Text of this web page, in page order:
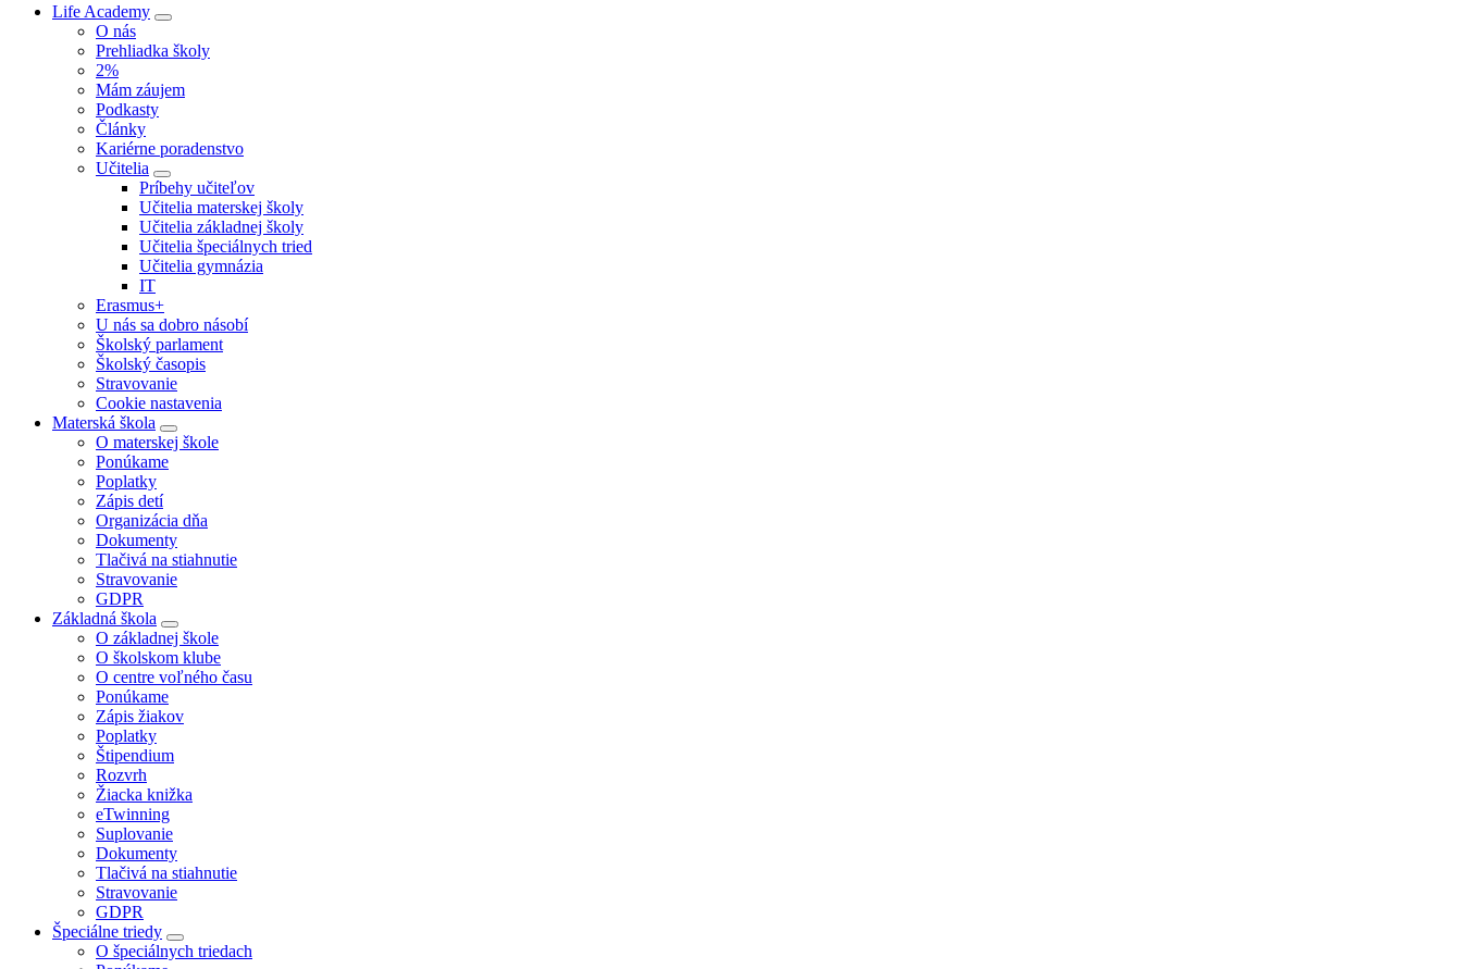
Life Academy
O nás
Prehliadka školy
2%
Mám záujem
Podkasty
Články
Kariérne poradenstvo
Učitelia
Príbehy učiteľov
Učitelia materskej školy
Učitelia základnej školy
Učitelia špeciálnych tried
Učitelia gymnázia
IT
Erasmus+
U nás sa dobro násobí
Školský parlament
Školský časopis
Stravovanie
Cookie nastavenia
Materská škola
O materskej škole
Ponúkame
Poplatky
Zápis detí
Organizácia dňa
Dokumenty
Tlačivá na stiahnutie
Stravovanie
GDPR
Základná škola
O základnej škole
O školskom klube
O centre voľného času
Ponúkame
Zápis žiakov
Poplatky
Štipendium
Rozvrh
Žiacka knižka
eTwinning
Suplovanie
Dokumenty
Tlačivá na stiahnutie
Stravovanie
GDPR
Špeciálne triedy
O špeciálnych triedach